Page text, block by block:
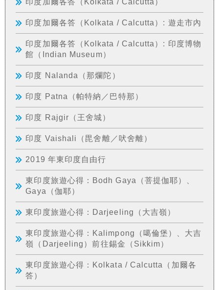
印度加爾各答（Kolkata / Calcutta）: 遊走市內
印度加爾各答（Kolkata / Calcutta）: 印度博物
館（Indian Museum）
印度 Nalanda（那爛陀）
印度 Patna（帕特納／巴特那）
印度 Rajgir（王舍城）
印度 Vaishali（毘舍離／吠舍離）
2019 年東印度自由行
東印度旅遊心得：Bodh Gaya（菩提伽耶）、
Gaya（伽耶）
東印度旅遊心得：Darjeeling（大吉嶺）
東印度旅遊心得：Kalimpong（噶倫堡）、大吉
嶺（Darjeeling）前往錫金（Sikkim）
東印度旅遊心得：Kolkata / Calcutta（加爾各
答）